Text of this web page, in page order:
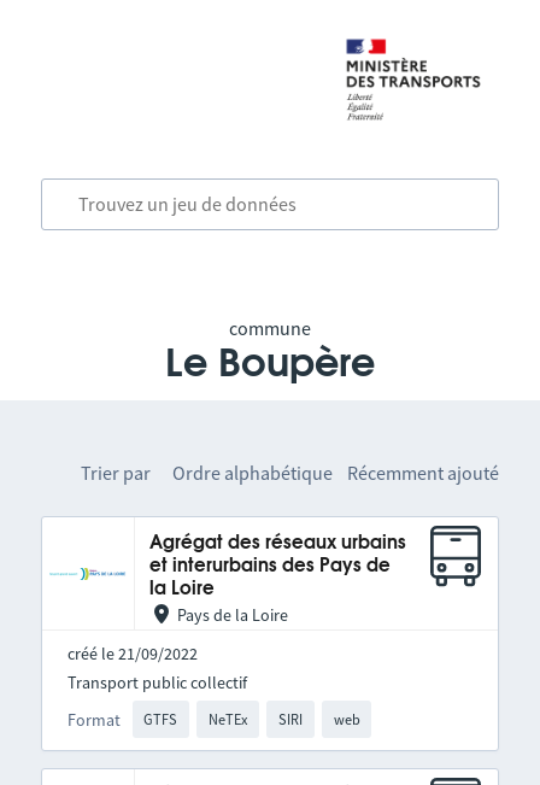
commune
Le Boupère
Trier par Ordre alphabétique Récemment ajouté
Agrégat des réseaux urbains
et interurbains des Pays de
la Loire
Pays de la Loire
créé le 21/09/2022
Format GTFS NeTEx SIRI web
Transport public collectif